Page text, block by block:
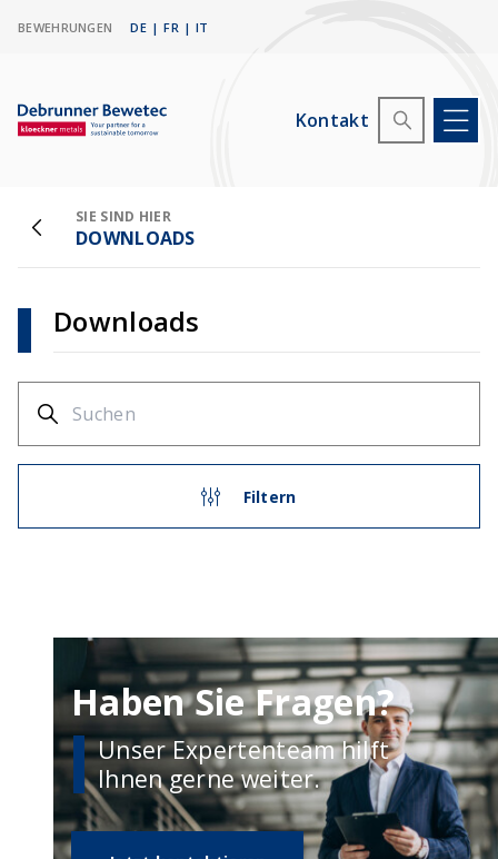
BEWEHRUNGEN IT
|
FR
|
DE
Kontakt
SIE SIND HIER
DOWNLOADS
Downloads
Filtern
Haben Sie Fragen?
Unser Expertenteam hilft
Ihnen gerne weiter.